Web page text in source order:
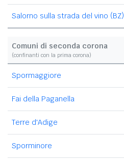
Salorno sulla strada del vino (BZ)
Comuni di seconda corona
(confinanti con la prima corona)
Spormaggiore
Fai della Paganella
Terre d'Adige
Sporminore